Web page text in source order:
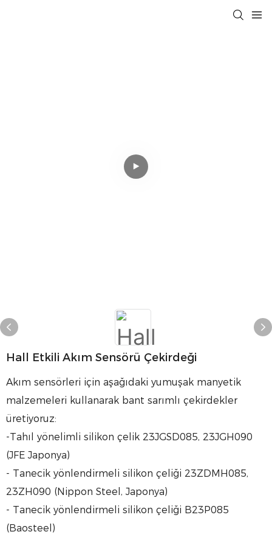
Hall Etkili Akım Sensörü Çekirdeği
Akım sensörleri için aşağıdaki yumuşak manyetik
malzemeleri kullanarak bant sarımlı çekirdekler
üretiyoruz:
-Tahıl yönelimli silikon çelik 23JGSD085, 23JGH090
(JFE Japonya)
- Tanecik yönlendirmeli silikon çeliği 23ZDMH085,
23ZH090 (Nippon Steel, Japonya)
- Tanecik yönlendirmeli silikon çeliği B23P085
(Baosteel)